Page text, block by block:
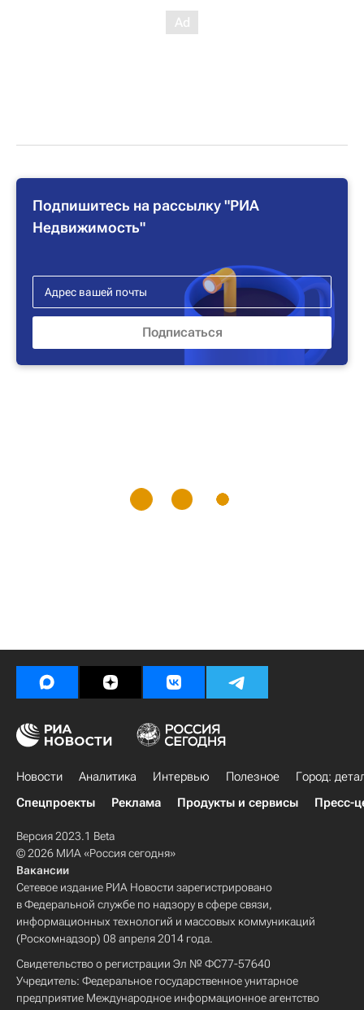
Подпишитесь на рассылку "РИА
Недвижимость"
Новости Аналитика Интервью Полезное
Город:
Спецпроекты
Реклама Продукты и сервисы Пресс-
Версия 2023.1 Beta
© 2026 МИА «Россия сегодня»
Вакансии
Сетевое издание РИА Новости зарегистрировано
в Федеральной службе по надзору в сфере связи,
информационных технологий и массовых коммуникаций
(Роскомнадзор) 08 апреля 2014 года.
Свидетельство о регистрации Эл № ФС77-57640
Учредитель: Федеральное государственное унитарное
предприятие Международное информационное агентство